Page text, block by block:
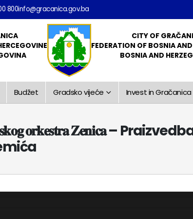
800info@gracanica.gov.ba
CITY OF
FEDERATION OF BOSNIA
BOSNIA AND
Budžet Gradsko vijeće Invest in Gračanica
𝐨𝐫𝐤𝐞𝐬𝐭𝐫𝐚 𝐙𝐞𝐧𝐢𝐜𝐚 –